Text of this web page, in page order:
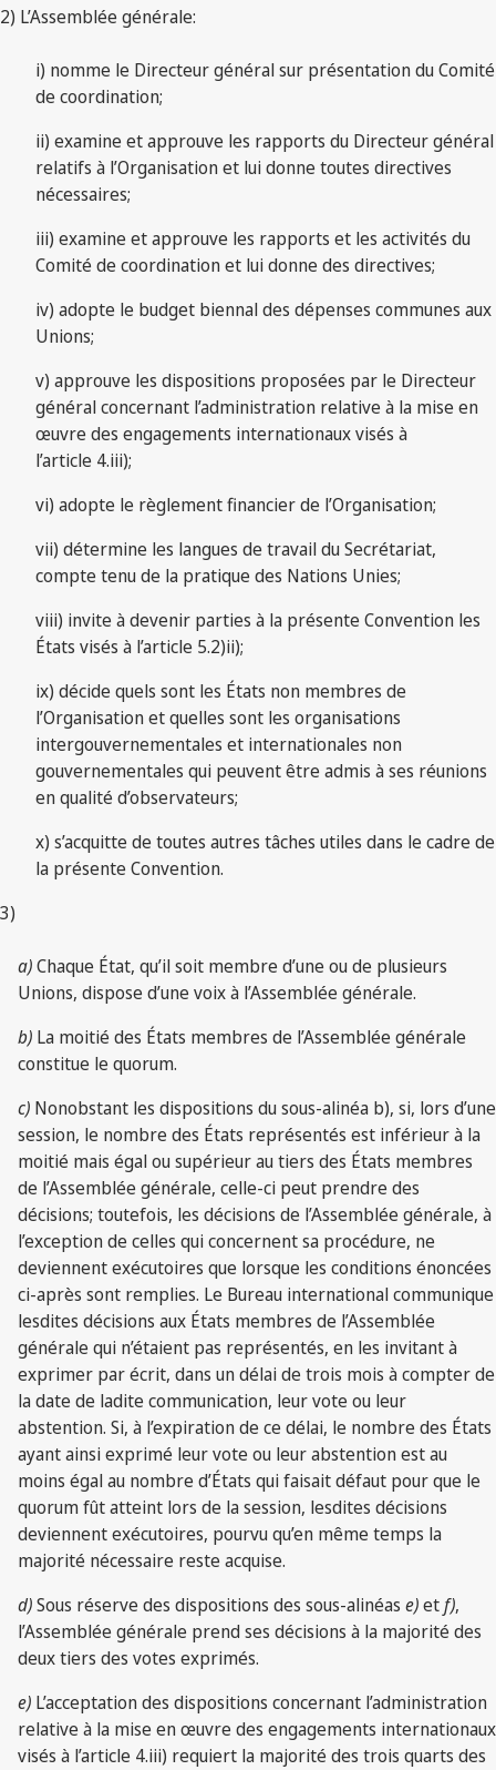
2) L’Assemblée générale:
i) nomme le Directeur général sur présentation du Comité
de coordination;
ii) examine et approuve les rapports du Directeur général
relatifs à l’Organisation et lui donne toutes directives
nécessaires;
iii) examine et approuve les rapports et les activités du
Comité de coordination et lui donne des directives;
iv) adopte le budget biennal des dépenses communes aux
Unions;
v) approuve les dispositions proposées par le Directeur
général concernant l’administration relative à la mise en
œuvre des engagements internationaux visés à
l’article 4.iii);
vi) adopte le règlement financier de l’Organisation;
vii) détermine les langues de travail du Secrétariat,
compte tenu de la pratique des Nations Unies;
viii) invite à devenir parties à la présente Convention les
États visés à l’article 5.2)ii);
ix) décide quels sont les États non membres de
l’Organisation et quelles sont les organisations
intergouvernementales et internationales non
gouvernementales qui peuvent être admis à ses réunions
en qualité d’observateurs;
x) s’acquitte de toutes autres tâches utiles dans le cadre de
la présente Convention.
3)
a)Chaque État, qu’il soit membre d’une ou de plusieurs
Unions, dispose d’une voix à l’Assemblée générale.
b) La moitié des États membres de l’Assemblée générale
constitue le quorum.
c) Nonobstant les dispositions du sous-alinéa b), si, lors d’une
session, le nombre des États représentés est inférieur à la
moitié mais égal ou supérieur au tiers des États membres
de l’Assemblée générale, celle-ci peut prendre des
décisions; toutefois, les décisions de l’Assemblée générale, à
l’exception de celles qui concernent sa procédure, ne
deviennent exécutoires que lorsque les conditions énoncées
ci-après sont remplies. Le Bureau international communique
lesdites décisions aux États membres de l’Assemblée
générale qui n’étaient pas représentés, en les invitant à
exprimer par écrit, dans un délai de trois mois à compter de
la date de ladite communication, leur vote ou leur
abstention. Si, à l’expiration de ce délai, le nombre des États
ayant ainsi exprimé leur vote ou leur abstention est au
moins égal au nombre d’États qui faisait défaut pour que le
quorum fût atteint lors de la session, lesdites décisions
deviennent exécutoires, pourvu qu’en même temps la
majorité nécessaire reste acquise.
d)Sous réserve des dispositions des sous-alinéas e)etf),
l’Assemblée générale prend ses décisions à la majorité des
deux tiers des votes exprimés.
e) L’acceptation des dispositions concernant l’administration
relative à la mise en œuvre des engagements internationaux
visés à l’article 4.iii) requiert la majorité des trois quarts des